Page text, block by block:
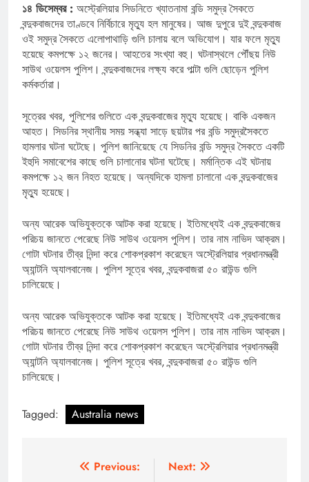
১৪ ডিসেম্বর : অস্ট্রেলিয়ার সিডনিতে খ্যাতনামা বন্ডি সমুদ্র সৈকতে
বন্দুকবাজদের তাণ্ডবে নির্বিচারে মৃত্যু হল মানুষের। আজ দুপুরে দুই বন্দুকবাজ
ওই সমুদ্র সৈকতে এলোপাথাড়ি গুলি চালায় বলে অভিযোগ। যার ফলে মৃত্যু
হয়েছে কমপক্ষে ১২ জনের। আহতের সংখ্যা বহু। ঘটনাস্থলে পৌঁছয় নিউ
সাউথ ওয়েলস পুলিশ। বন্দুকবাজদের লক্ষ্য করে পাল্টা গুলি ছোড়েন পুলিশ
কর্মকর্তারা।
সূত্রের খবর, পুলিশের গুলিতে এক বন্দুকবাজের মৃত্যু হয়েছে। বাকি একজন
আহত। সিডনির স্থানীয় সময় সন্ধ্যা সাড়ে ছয়টার পর বন্ডি সমুদ্রসৈকতে
হামলার ঘটনা ঘটেছে। পুলিশ জানিয়েছে যে সিডনির বন্ডি সমুদ্র সৈকতে একটি
ইহুদি সমাবেশের কাছে গুলি চালানোর ঘটনা ঘটেছে। মর্মান্তিক এই ঘটনায়
কমপক্ষে ১২ জন নিহত হয়েছে। অন্যদিকে হামলা চালানো এক বন্দুকবাজের
মৃত্যু হয়েছে।
অন্য আরেক অভিযুক্তকে আটক করা হয়েছে। ইতিমধ্যেই এক বন্দুকবাজের
পরিচয় জানতে পেরেছে নিউ সাউথ ওয়েলস পুলিশ। তার নাম নাভিদ আক্রম।
গোটা ঘটনার তীব্র নিন্দা করে শোকপ্রকাশ করেছেন অস্ট্রেলিয়ার প্রধানমন্ত্রী
অ্যান্টনি অ্যালবানেজ। পুলিশ সূত্রে খবর, বন্দুকবাজরা ৫০ রাউন্ড গুলি
চালিয়েছে।
অন্য আরেক অভিযুক্তকে আটক করা হয়েছে। ইতিমধ্যেই এক বন্দুকবাজের
পরিচয় জানতে পেরেছে নিউ সাউথ ওয়েলস পুলিশ। তার নাম নাভিদ আক্রম।
গোটা ঘটনার তীব্র নিন্দা করে শোকপ্রকাশ করেছেন অস্ট্রেলিয়ার প্রধানমন্ত্রী
অ্যান্টনি অ্যালবানেজ। পুলিশ সূত্রে খবর, বন্দুকবাজরা ৫০ রাউন্ড গুলি
চালিয়েছে।
Tagged: Australia news
Previous:
Next: